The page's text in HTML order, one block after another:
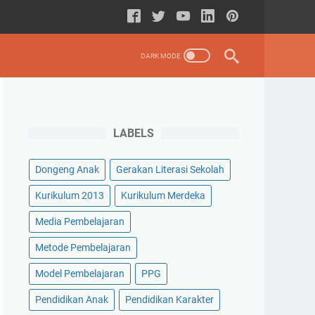
LABELS
Dongeng Anak Gerakan Literasi Sekolah
Kurikulum 2013 Kurikulum Merdeka
Media Pembelajaran
Metode Pembelajaran
Model Pembelajaran PPG
Pendidikan Anak Pendidikan Karakter